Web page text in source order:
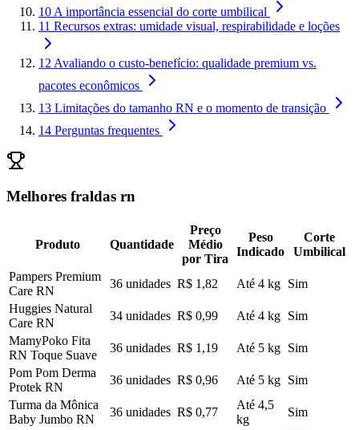
10 A importância essencial do corte umbilical
11 Recursos extras: umidade visual, respirabilidade e loções
12 Avaliando o custo-benefício: qualidade premium vs.
pacotes econômicos
13 Limitações do tamanho RN e o momento de transição
14 Perguntas frequentes
Melhores fraldas rn
Produto Quantidade
Preço
Médio
por Tira
Peso
Indicado
Corte
Umbilical
Pampers Premium
Care RN
36 unidades R$ 1,82 Até 4 kg Sim
Huggies Natural
Care RN
34 unidades R$ 0,99 Até 4 kg Sim
MamyPoko Fita
RN Toque Suave
36 unidades R$ 1,19 Até 5 kg Sim
Pom Pom Derma
Protek RN
36 unidades R$ 0,96 Até 5 kg Sim
Turma da Mônica
Baby Jumbo RN
36 unidades R$ 0,77
Até 4,5
kg
Sim